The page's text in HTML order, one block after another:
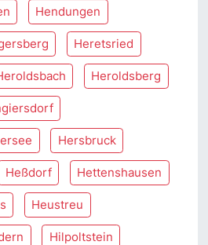
Hendungen
Heretsried
Heroldsberg
Hersbruck
Heßdorf Hettenshausen
Heustreu
Hilpoltstein